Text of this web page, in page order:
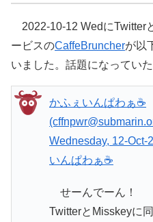
2022-10-12 WedにTwitter
ービスのCaffeBruncherが以
いました。話題になってい
かふぇいんぱわぁ☕
Wednesday, 12-Oct-
いんぱわぁ☕
せーんでーん！
TwitterとMisskeyに